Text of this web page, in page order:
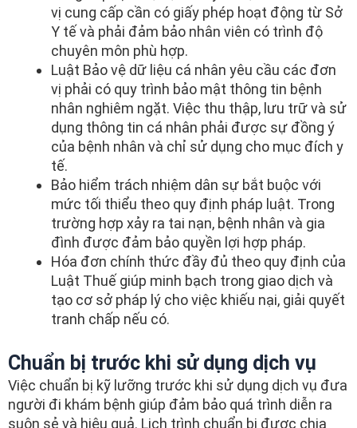
vị cung cấp cần có giấy phép hoạt động từ Sở
Y tế và phải đảm bảo nhân viên có trình độ
chuyên môn phù hợp.
Luật Bảo vệ dữ liệu cá nhân yêu cầu các đơn
vị phải có quy trình bảo mật thông tin bệnh
nhân nghiêm ngặt. Việc thu thập, lưu trữ và sử
dụng thông tin cá nhân phải được sự đồng ý
của bệnh nhân và chỉ sử dụng cho mục đích y
tế.
Bảo hiểm trách nhiệm dân sự bắt buộc với
mức tối thiểu theo quy định pháp luật. Trong
trường hợp xảy ra tai nạn, bệnh nhân và gia
đình được đảm bảo quyền lợi hợp pháp.
Hóa đơn chính thức đầy đủ theo quy định của
Luật Thuế giúp minh bạch trong giao dịch và
tạo cơ sở pháp lý cho việc khiếu nại, giải quyết
tranh chấp nếu có.
Chuẩn bị trước khi sử dụng dịch vụ
Việc chuẩn bị kỹ lưỡng trước khi sử dụng dịch vụ đưa
người đi khám bệnh giúp đảm bảo quá trình diễn ra
suôn sẻ và hiệu quả. Lịch trình chuẩn bị được chia